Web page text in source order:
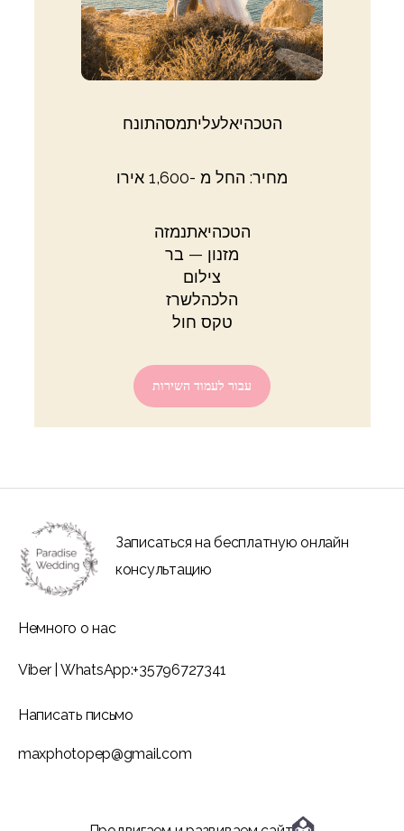
הטכהיאלעליתמסהתונח
מחיר: החל מ -1,600 אירו
הטכהיאתנמזה
מזנון — בר
צילום
הלכהלשרז
טקס חול
עבור לעמוד השירות
Записаться на бесплатную онлайн
консультацию
Немного о нас
Viber| WhatsApp:+35796727341
Написать письмо
maxphotopep@gmail.com